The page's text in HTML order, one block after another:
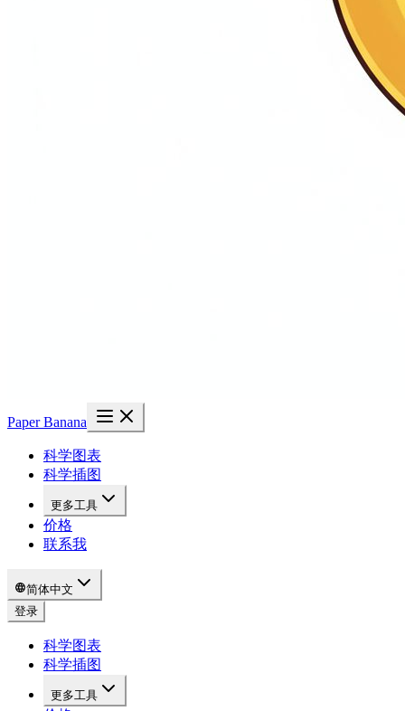
Paper Banana
科学图表
科学插图
更多工具
价格
联系我
简体中文
登录
科学图表
科学插图
更多工具